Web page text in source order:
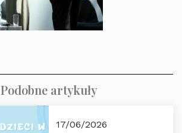
Podobne artykuły
17/06/2026